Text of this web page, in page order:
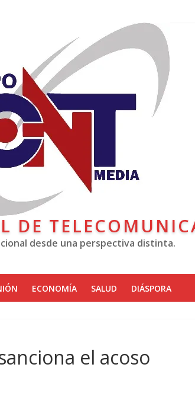
DE
desde una perspectiva distinta.
ECONOMÍA SALUD DIÁSPORA
el acoso